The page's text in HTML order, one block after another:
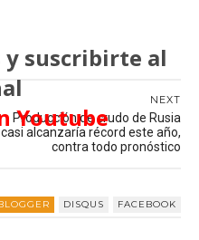
y suscribirte al
Youtube
NEXT
Producción de crudo de Rusia
casi alcanzaría récord este año,
contra todo pronóstico
DISQUS FACEBOOK